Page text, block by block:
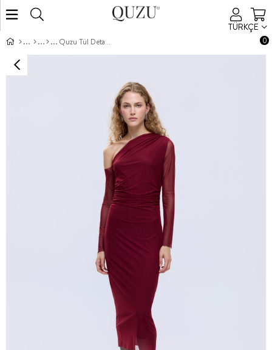
TÜRKÇE
0
Quzu Tül Detaylı Elbise Mürdüm